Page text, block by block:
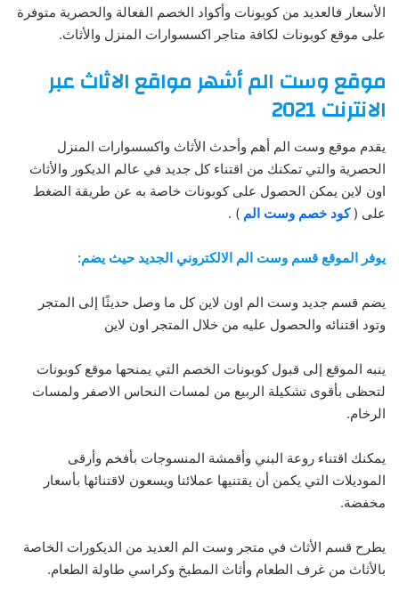
الأسعار فالعديد من كوبونات وأكواد الخصم الفعالة والحصرية متوفرة
على موقع كوبونات لكافة متاجر اكسسوارات المنزل والأثاث.
موقع وست الم أشهر مواقع الاثاث عبر
الانترنت 2021
يقدم موقع وست الم أهم وأحدث الأثاث واكسسوارات المنزل
الحصرية والتي تمكنك من اقتناء كل جديد في عالم الديكور والأثاث
اون لاين يمكن الحصول على كوبونات خاصة به عن طريقة الضغط
على (كود خصم وست الم ) .
يوفر الموقع قسم وست الم الالكتروني الجديد حيث يضم:
يضم قسم جديد وست الم اون لاين كل ما وصل حديثًا إلى المتجر
وتود اقتنائه والحصول عليه من خلال المتجر اون لاين
ينبه الموقع إلى قبول كوبونات الخصم التي يمنحها موقع كوبونات
لتحظى بأقوى تشكيلة الربيع من لمسات النحاس الاصفر ولمسات
الرخام.
يمكنك اقتناء روعة البني وأقمشة المنسوجات بأفخم وأرقى
الموديلات التي يكمن أن يقتنيها عملائنا ويسعون لاقتنائها بأسعار
مخفضة.
يطرح قسم الأثاث في متجر وست الم العديد من الديكورات الخاصة
بالأثاث من غرف الطعام وأثاث المطبخ وكراسي طاولة الطعام.